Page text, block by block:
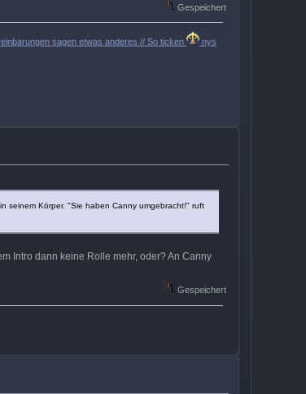
Gespeichert
sagen etwas anderes // So ticken
nys
seinem Körper. "Sie haben Canny umgebracht!" ruft
Intro dann keine Rolle mehr, oder? An Canny
Gespeichert